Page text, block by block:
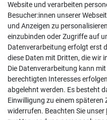
INFORMATIONEN
Kontakt
Datenschutzerklärung
AGB
Impressum
Barrierefreiheitserklärung
Altbatterie-Ensorgung
Website und verarbeiten
Besucher:innen unserer
und Anzeigen zu
einzubinden oder Zugriffe auf
Datenverarbeitung erfolgt erst
diese Daten mit Dritten, die wir
Die Datenverarbeitung kann
berechtigten Interesses
abgelehnt werden. Es besteht
Einwilligung zu einem späteren
widerrufen. Beachten Sie unser